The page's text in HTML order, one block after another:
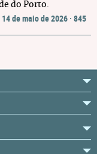
do Porto.
14 de maio de 2026 · 845